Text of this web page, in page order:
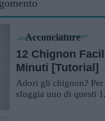
Acconciature
12 Chignon
Minuti [Tutorial]
Adori gli chignon?
sfoggia uno di questi